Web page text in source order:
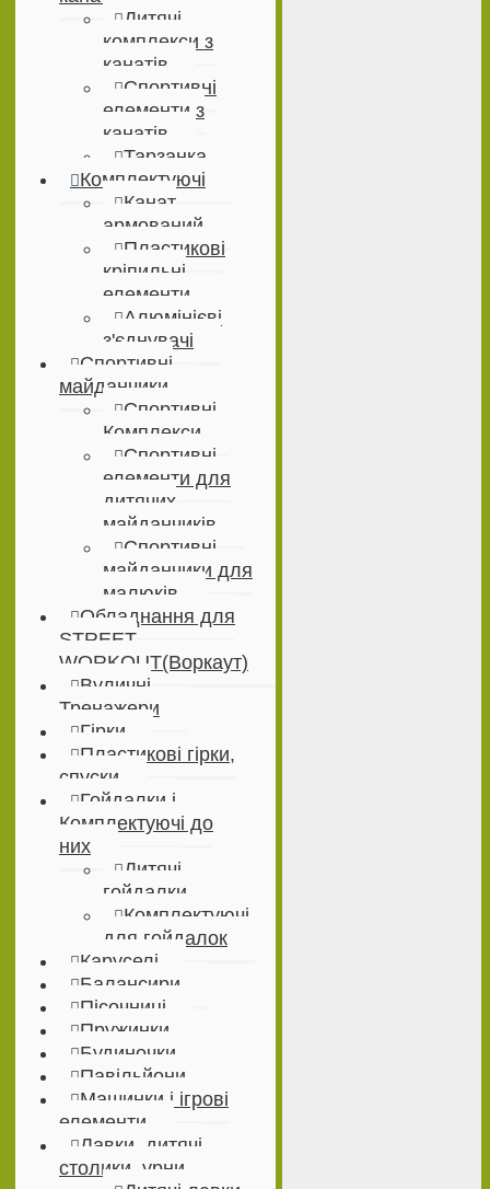
Дитячі
комплекси з
канатів
Спортивні
елементи з
канатів
Тарзанка
Комплектуючі
Канат
армований
Пластикові
кріпильні
елементи
Алюмінієві
з'єднувачі
Спортивні
майданчики
Спортивні
Комплекси
Спортивні
елементи для
дитячих
майданчиків
Спортивні
майданчики для
малюків
Обладнання для
STREET
WORKOUT(Воркаут)
Вуличні
Тренажери
Гірки
Пластикові гірки,
спуски
Гойдалки і
Комплектуючі до
них
Дитячі
гойдалки
Комплектуючі
для гойдалок
Каруселі
Балансири
Пісочниці
Пружинки
Будиночки
Павільйони
Машинки і ігрові
елементи
Лавки, дитячі
столики, урни